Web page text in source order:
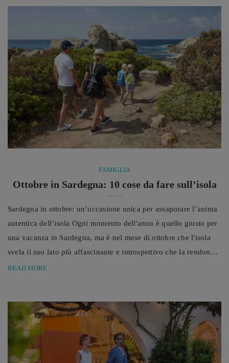
FAMIGLIA
Ottobre in Sardegna: 10 cose da fare sull’isola
Sardegna in ottobre: un’occasione unica per assaporare l’anima
autentica dell’isola Ogni momento dell'anno è quello giusto per
una vacanza in Sardegna, ma è nel mese di ottobre che l'isola
svela il suo lato più affascinante e introspettivo che la rendono
la meta perfetta per un viaggio indimenticabile. È difficile
profumi, colori e luoghi in ...
READ MORE